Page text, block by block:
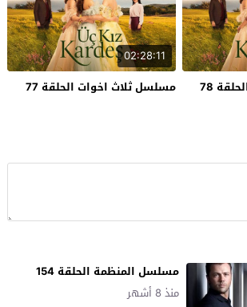
78
02:28:11
مسلسل ثلاث اخوات الحلقة 77
مسلسل المنظمة الحلقة 154
منذ 8 أشهر